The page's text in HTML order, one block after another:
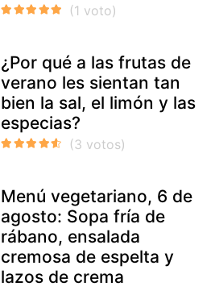
¿Por qué a las frutas de
verano les sientan tan
bien la sal, el limón y las
especias?
Menú vegetariano, 6 de
agosto: Sopa fría de
rábano, ensalada
cremosa de espelta y
lazos de crema